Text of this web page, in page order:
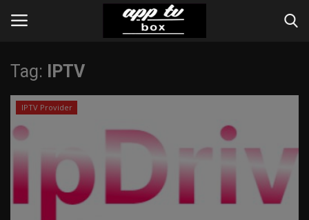
Вход
Home
Contact
Tag: IPTV
IPTV Provider